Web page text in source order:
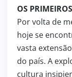
OS
Por volta de
hoje se
vasta
do país. A
cultura